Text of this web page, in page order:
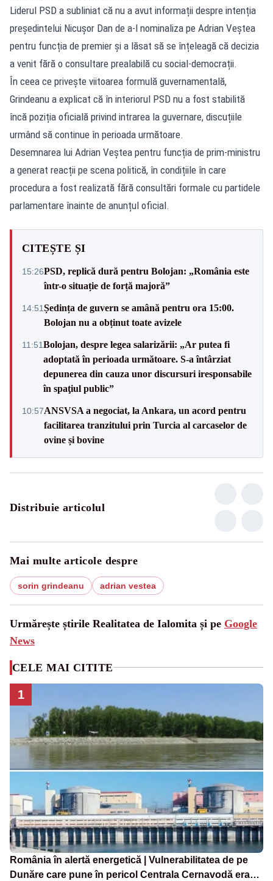
Liderul PSD a subliniat că nu a avut informații despre intenția
președintelui Nicușor Dan de a-l nominaliza pe Adrian Veștea
pentru funcția de premier și a lăsat să se înțeleagă că decizia
a venit fără o consultare prealabilă cu social-democrații.
În ceea ce privește viitoarea formulă guvernamentală,
Grindeanu a explicat că în interiorul PSD nu a fost stabilită
încă poziția oficială privind intrarea la guvernare, discuțiile
urmând să continue în perioada următoare.
Desemnarea lui Adrian Veștea pentru funcția de prim-ministru
a generat reacții pe scena politică, în condițiile în care
procedura a fost realizată fără consultări formale cu partidele
parlamentare înainte de anunțul oficial.
CITEȘTE ȘI
15:26PSD, replică dură pentru Bolojan: „România este
într-o situație de forță majoră”
14:51Ședința de guvern se amână pentru ora 15:00.
Bolojan nu a obținut toate avizele
11:51Bolojan, despre legea salarizării: „Ar putea fi
adoptată în perioada următoare. S-a întârziat
depunerea din cauza unor discursuri iresponsabile
în spaţiul public”
10:57ANSVSA a negociat, la Ankara, un acord pentru
facilitarea tranzitului prin Turcia al carcaselor de
ovine și bovine
Distribuie articolul
Mai multe articole despre
sorin grindeanu adrian vestea
Urmărește știrile Realitatea de Ialomita și pe Google
News
CELE MAI CITITE
1
România în alertă energetică | Vulnerabilitatea de pe
Dunăre care pune în pericol Centrala Cernavodă era